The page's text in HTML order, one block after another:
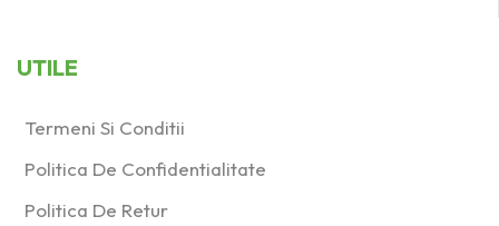
UTILE
Termeni Si Conditii
Politica De Confidentialitate
Politica De Retur